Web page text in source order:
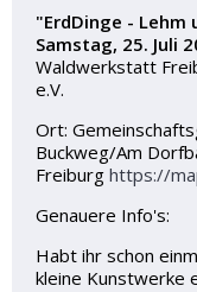
"ErdDinge - Lehm
Samstag, 25. Juli
Waldwerkstatt
e.V.
Ort:
Buckweg/Am
Freiburg https://
Genauere Info's:
Habt ihr schon
kleine Kunstwerke